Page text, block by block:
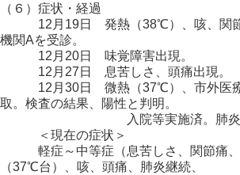
（６）症状・経過
12月19日 発熱（38℃）、咳、関節
機関Aを受診。
12月20日 味覚障害出現。
12月27日 息苦しさ、頭痛出現。
12月30日 微熱（37℃）、市外医療
取。検査の結果、陽性と判明。
入院等実施済。肺炎あ
＜現在の症状＞
軽症～中等症（息苦しさ、関節痛、
（37℃台）、咳、頭痛、肺炎継続、